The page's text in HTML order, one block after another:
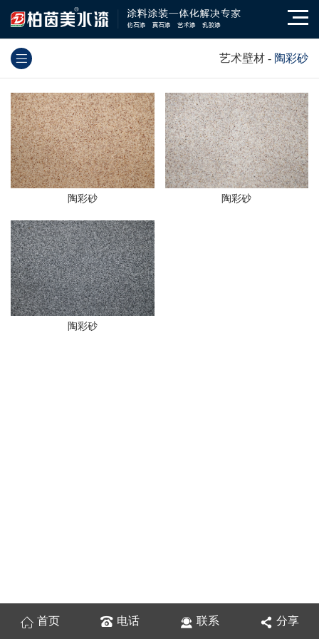
艺术壁材 - 陶彩砂
陶彩砂 陶彩砂
陶彩砂
首页 电话 联系 分享